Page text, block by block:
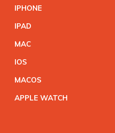
IPHONE
IPAD
MAC
IOS
MACOS
APPLE WATCH